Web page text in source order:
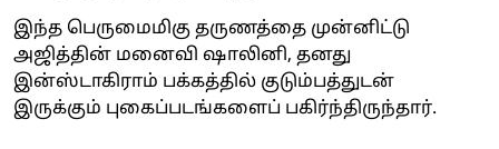
இந்த பெருமைமிகு தருணத்தை முன்னிட்டு
அஜித்தின் மனைவி ஷாலினி, தனது
இன்ஸ்டாகிராம் பக்கத்தில் குடும்பத்துடன்
இருக்கும் புகைப்படங்களைப் பகிர்ந்திருந்தார்.